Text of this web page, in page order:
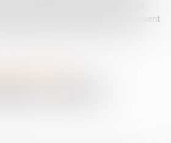
sit amet aliquam vel, ullamcorper sit
ligula sed magna dictum porta. Praesent
pellentesque nec, egestas non nisi.
JOUVEL